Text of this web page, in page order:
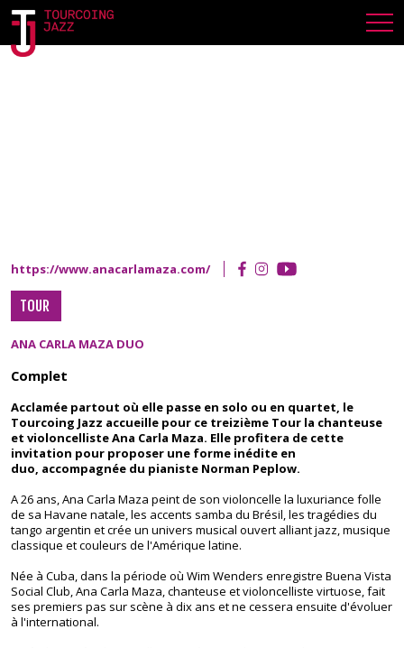
https://www.anacarlamaza.com/
TOUR
ANA CARLA MAZA DUO
Complet
Acclamée partout où elle passe en solo ou en quartet, le
Tourcoing Jazz accueille pour ce treizième Tour la chanteuse
et violoncelliste Ana Carla Maza. Elle profitera de cette
invitation pour proposer une forme inédite en
duo, accompagnée du pianiste Norman Peplow.
A 26 ans, Ana Carla Maza peint de son violoncelle la luxuriance folle
de sa Havane natale, les accents samba du Brésil, les tragédies du
tango argentin et crée un univers musical ouvert alliant jazz, musique
classique et couleurs de l'Amérique latine.
Née à Cuba, dans la période où Wim Wenders enregistre Buena Vista
Social Club, Ana Carla Maza, chanteuse et violoncelliste virtuose, fait
ses premiers pas sur scène à dix ans et ne cessera ensuite d'évoluer
à l'international.